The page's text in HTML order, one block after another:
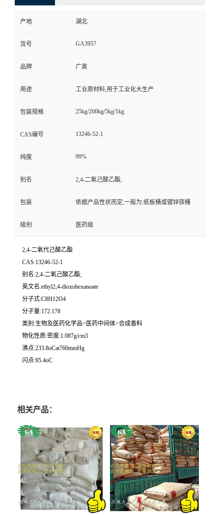
产地 湖北
货号 GA3957
品牌 广奥
用途 工业原材料,用于工业化大生产
包装规格 25kg/200kg/5kg/1kg
CAS编号 13246-52-1
纯度 99%
别名 2,4-二氧己酸乙酯;
包装 依据产品性状而定,一般为:纸板桶或镀锌铁桶
级别 医药级
2,4-二氧代己酸乙酯
CAS:13246-52-1
别名:2,4-二氧己酸乙酯;
英文名:ethyl2,4-dioxohexanoate
分子式:C8H12O4
分子量:172.178
类别:生物及医药化学品>医药中间体>合成香料
物化性质:密度:1.087g/cm3
沸点:233.8oCat760mmHg
闪点:95.4oC
相关产品：